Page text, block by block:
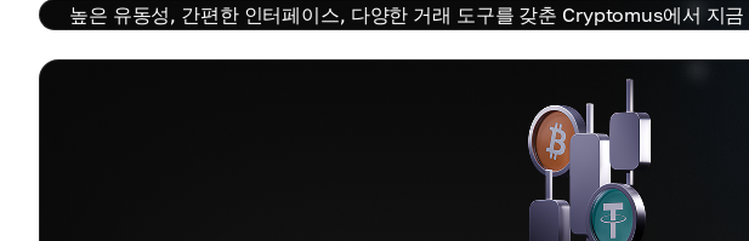
높은 유동성, 간편한 인터페이스, 다양한 거래 도구를 갖춘 Cryptomus에서 지